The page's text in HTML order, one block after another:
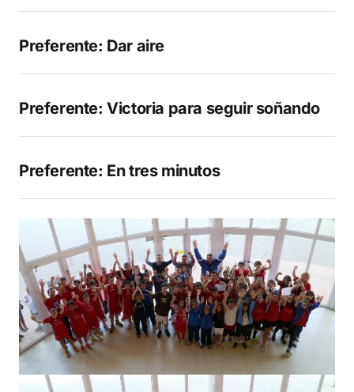
Preferente: Dar aire
Preferente: Victoria para seguir soñando
Preferente: En tres minutos